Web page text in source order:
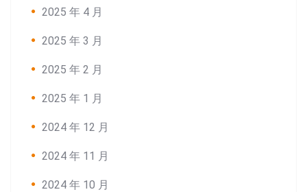
2025 年 4 月
2025 年 3 月
2025 年 2 月
2025 年 1 月
2024 年 12 月
2024 年 11 月
2024 年 10 月